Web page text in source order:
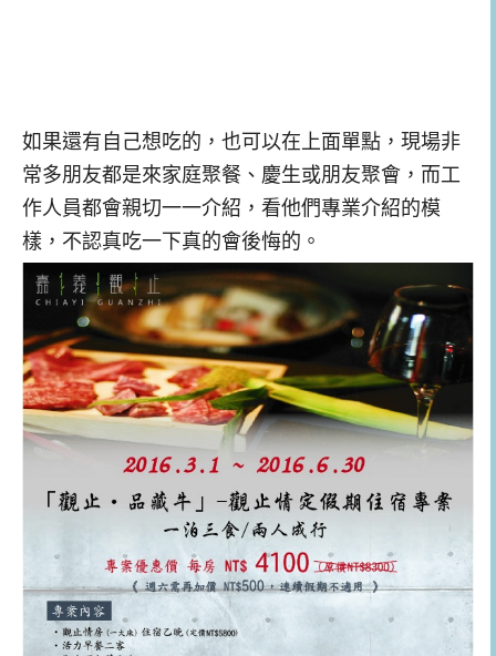
如果還有自己想吃的，也可以在上面單點，現場非
常多朋友都是來家庭聚餐、慶生或朋友聚會，而工
作人員都會親切一一介紹，看他們專業介紹的模
樣，不認真吃一下真的會後悔的。